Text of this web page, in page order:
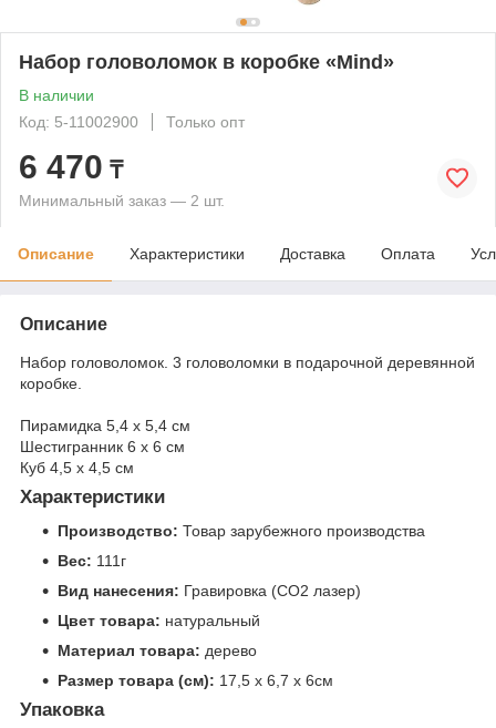
Набор головоломок в коробке «Mind»
В наличии
Код: 5-11002900
Только опт
6 470 ₸
Минимальный заказ — 2 шт.
Описание Характеристики Доставка Оплата
Описание
Набор головоломок. 3 головоломки в подарочной деревянной
коробке.
Пирамидка 5,4 х 5,4 см
Шестигранник 6 х 6 см
Куб 4,5 х 4,5 см
Характеристики
Производство: Товар зарубежного производства
Вес: 111г
Вид нанесения: Гравировка (CO2 лазер)
Цвет товара: натуральный
Материал товара: дерево
Размер товара (см): 17,5 х 6,7 х 6см
Упаковка